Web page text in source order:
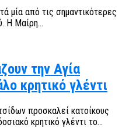
μία από τις σημαντικότερες
Η Μαίρη...
την Αγία
κρητικό γλέντι
προσκαλεί κατοίκους
κρητικό γλέντι το...